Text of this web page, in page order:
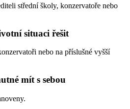
střední školy, konzervatoře nebo
situaci řešit
nebo na příslušné vyšší
mít s sebou